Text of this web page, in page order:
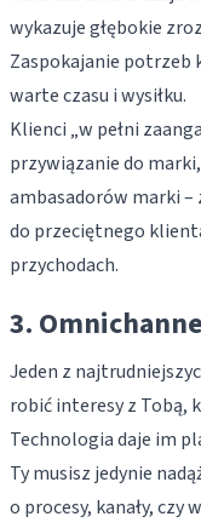
wykazuje głębokie
Zaspokajanie potrzeb
warte czasu i wysiłku.
Klienci „w pełni
przywiązanie do
ambasadorów marki –
do przeciętnego
przychodach.
3.
Jeden z
robić interesy z Tobą,
Technologia daje im
Ty musisz jedynie
o procesy, kanały,